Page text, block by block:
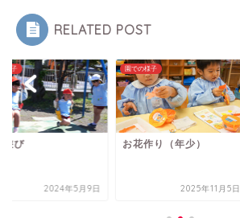
RELATED POST
様子
遊び
2024年5月9日
園での様子
お花作り（年少）
2025年11月5日